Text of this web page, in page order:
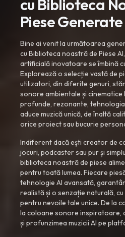
cu Biblioteca
Piese
Bine ai venit la următoarea
cu Biblioteca noastră de Piese
artificială inovatoare se îmbină
Explorează o selecție vastă de
utilizatori, din diferite genuri,
sonore ambientale și cinematice
profunde, rezonante,
aduce muzică unică, de înaltă
orice proiect sau bucurie
Indiferent dacă ești creator de
jocuri, podcaster sau pur și
biblioteca noastră de piese
pentru toată lumea. Fiecare
tehnologie AI avansată,
realistă și o senzație naturală,
pentru nevoile tale unice. De la
la coloane sonore inspiratoare,
și profunzimea muzicii AI pe